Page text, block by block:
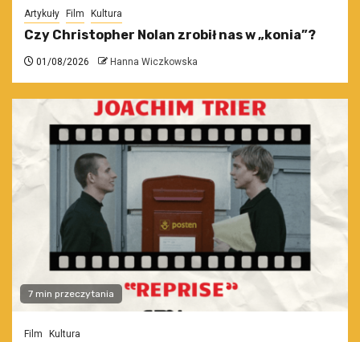
Artykuły Film Kultura
Czy Christopher Nolan zrobił nas w „konia”?
01/08/2026 Hanna Wiczkowska
7 min przeczytania
Film Kultura